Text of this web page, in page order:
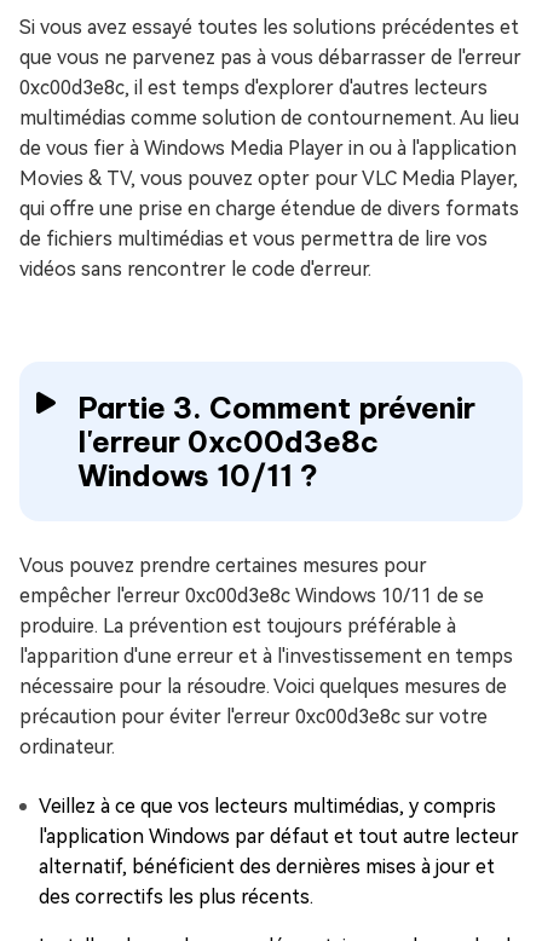
Si vous avez essayé toutes les solutions précédentes et
que vous ne parvenez pas à vous débarrasser de l'erreur
0xc00d3e8c, il est temps d'explorer d'autres lecteurs
multimédias comme solution de contournement. Au lieu
de vous fier à Windows Media Player in ou à l'application
Movies & TV, vous pouvez opter pour VLC Media Player,
qui offre une prise en charge étendue de divers formats
de fichiers multimédias et vous permettra de lire vos
vidéos sans rencontrer le code d'erreur.
Partie 3. Comment prévenir
l'erreur 0xc00d3e8c
Windows 10/11 ?
Vous pouvez prendre certaines mesures pour
empêcher l'erreur 0xc00d3e8c Windows 10/11 de se
produire. La prévention est toujours préférable à
l'apparition d'une erreur et à l'investissement en temps
nécessaire pour la résoudre. Voici quelques mesures de
précaution pour éviter l'erreur 0xc00d3e8c sur votre
ordinateur.
Veillez à ce que vos lecteurs multimédias, y compris
l'application Windows par défaut et tout autre lecteur
alternatif, bénéficient des dernières mises à jour et
des correctifs les plus récents.